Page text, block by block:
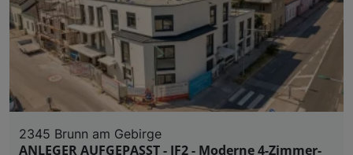
2345 Brunn am Gebirge
ANLEGER AUFGEPASST - JF2 - Moderne 4-Zimmer-